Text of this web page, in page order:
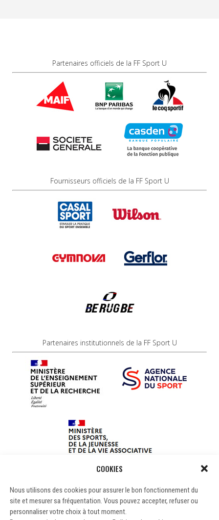
COOKIES
Nous utilisons des cookies pour assurer le bon fonctionnement du
site et mesurer sa fréquentation. Vous pouvez accepter, refuser ou
personnaliser votre choix à tout moment.
Partenaires officiels de la FF Sport U
Fournisseurs officiels de la FF Sport U
Partenaires institutionnels de la FF Sport U